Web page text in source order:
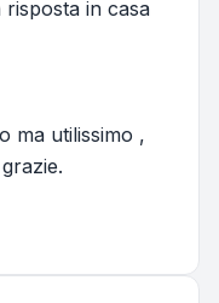
in casa
ma utilissimo ,